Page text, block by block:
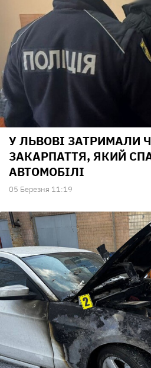
У ЛЬВОВІ ЗАТРИМАЛИ
ЗАКАРПАТТЯ, ЯКИЙ
АВТОМОБІЛІ
05 Березня 11:19